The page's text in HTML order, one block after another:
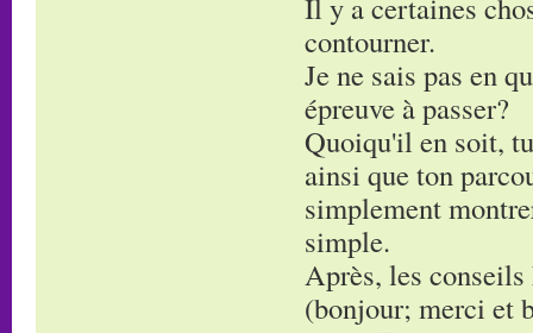
contourner.
Je ne sais pas en
épreuve à passer?
Quoiqu'il en soit,
ainsi que ton
simplement
simple.
Après, les
(bonjour; merci et